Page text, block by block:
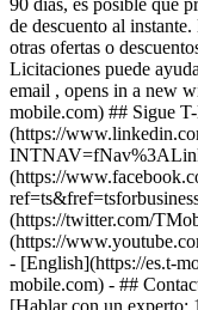
- ##
[Hablar con un experto: